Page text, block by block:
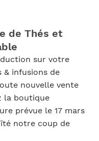
de Thés et
sur votre
& infusions de
nouvelle vente
la boutique
prévue le 17 mars
notre coup de